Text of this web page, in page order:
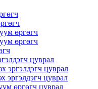
өргөгч
өргөгч
цуврал
эргэлдэгч цуврал
эргэлдэгч цуврал
өргөгч цуврал